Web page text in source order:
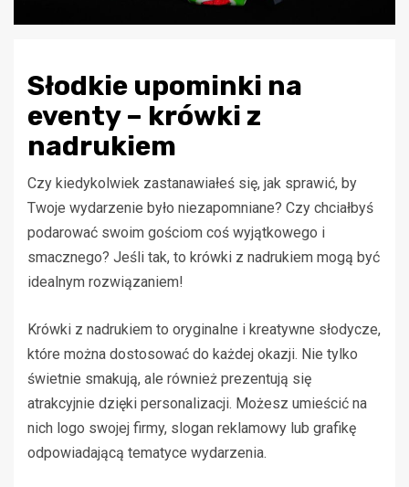
Słodkie upominki na
eventy – krówki z
nadrukiem
Czy kiedykolwiek zastanawiałeś się, jak sprawić, by
Twoje wydarzenie było niezapomniane? Czy chciałbyś
podarować swoim gościom coś wyjątkowego i
smacznego? Jeśli tak, to krówki z nadrukiem mogą być
idealnym rozwiązaniem!
Krówki z nadrukiem to oryginalne i kreatywne słodycze,
które można dostosować do każdej okazji. Nie tylko
świetnie smakują, ale również prezentują się
atrakcyjnie dzięki personalizacji. Możesz umieścić na
nich logo swojej firmy, slogan reklamowy lub grafikę
odpowiadającą tematyce wydarzenia.